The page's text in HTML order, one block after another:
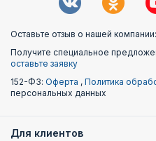
Оставьте отзыв о нашей компании:
Получите специальное
оставьте заявку
152-ФЗ: Оферта , Политика
персональных данных
Для клиентов